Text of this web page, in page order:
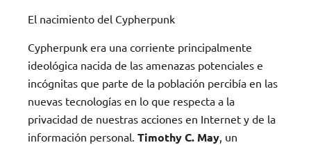
El nacimiento del Cypherpunk
Cypherpunk era una corriente principalmente
ideológica nacida de las amenazas potenciales e
incógnitas que parte de la población percibía en las
nuevas tecnologías en lo que respecta a la
privacidad de nuestras acciones en Internet y de la
información personal. Timothy C. May , un